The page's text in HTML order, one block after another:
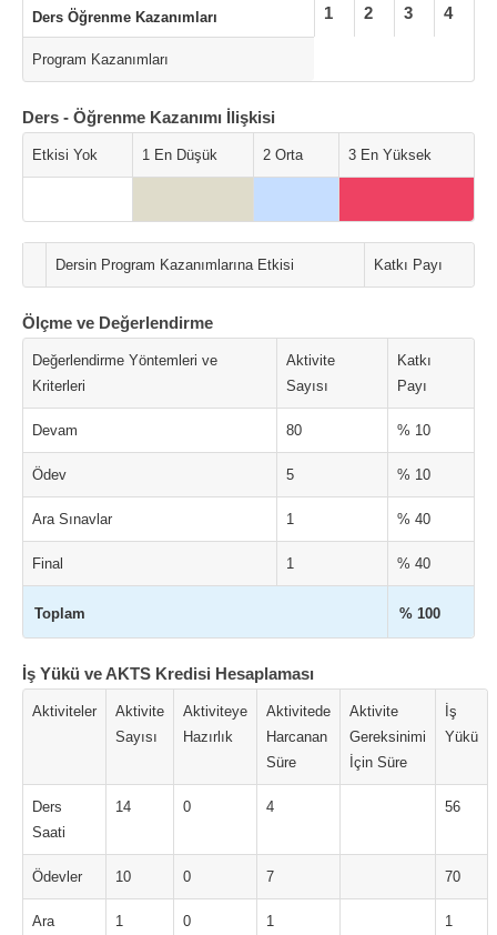
Ders Öğrenme Kazanımları 1 2 3 4
Program Kazanımları
Ders - Öğrenme Kazanımı İlişkisi
Etkisi Yok 1 En Düşük 2 Orta 3 En Yüksek
Dersin Program Kazanımlarına Etkisi Katkı Payı
Ölçme ve Değerlendirme
Değerlendirme Yöntemleri ve
Kriterleri
Aktivite
Sayısı
Katkı
Payı
Devam 80 % 10
Ödev 5 % 10
Ara Sınavlar 1 % 40
Final 1 % 40
Toplam % 100
İş Yükü ve AKTS Kredisi Hesaplaması
Aktiviteler
Aktivite
Sayısı
Aktiviteye
Hazırlık
Aktivitede
Harcanan
Süre
Aktivite
Gereksinimi
İçin Süre
İş
Yükü
Ders
Saati
14 0 4 56
Ödevler 10 0 7 70
Ara 1 0 1 1